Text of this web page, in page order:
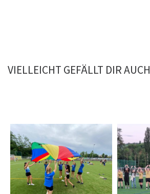
VIELLEICHT GEFÄLLT DIR AUCH